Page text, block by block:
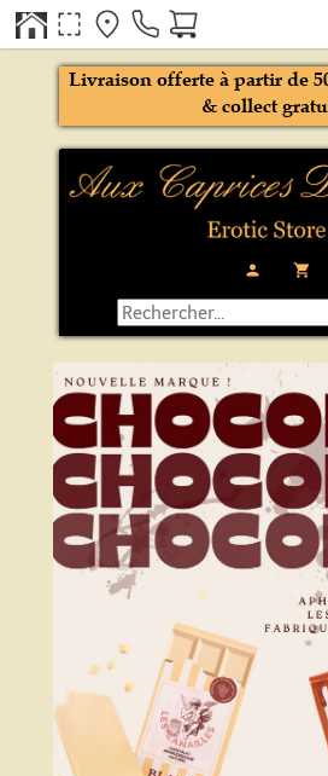
person local_grocery_store
Livraison offerte à partir de
& collect